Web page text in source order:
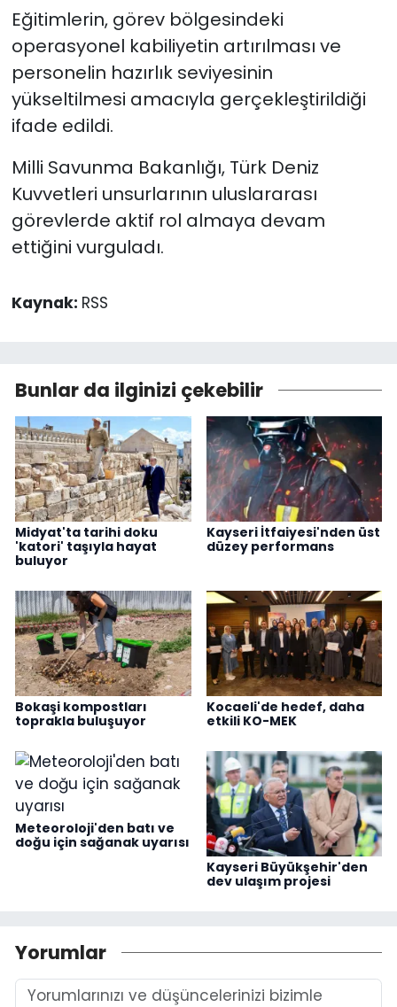
Eğitimlerin, görev bölgesindeki
operasyonel kabiliyetin artırılması ve
personelin hazırlık seviyesinin
yükseltilmesi amacıyla gerçekleştirildiği
ifade edildi.
Milli Savunma Bakanlığı, Türk Deniz
Kuvvetleri unsurlarının uluslararası
görevlerde aktif rol almaya devam
ettiğini vurguladı.
Kaynak: RSS
Bunlar da ilginizi çekebilir
Midyat'ta tarihi doku
'katori' taşıyla hayat
buluyor
Kayseri İtfaiyesi'nden üst
düzey performans
Bokaşi kompostları
toprakla buluşuyor
Kocaeli'de hedef, daha
etkili KO-MEK
Meteoroloji'den batı ve
doğu için sağanak uyarısı
Kayseri Büyükşehir'den
dev ulaşım projesi
Yorumlar